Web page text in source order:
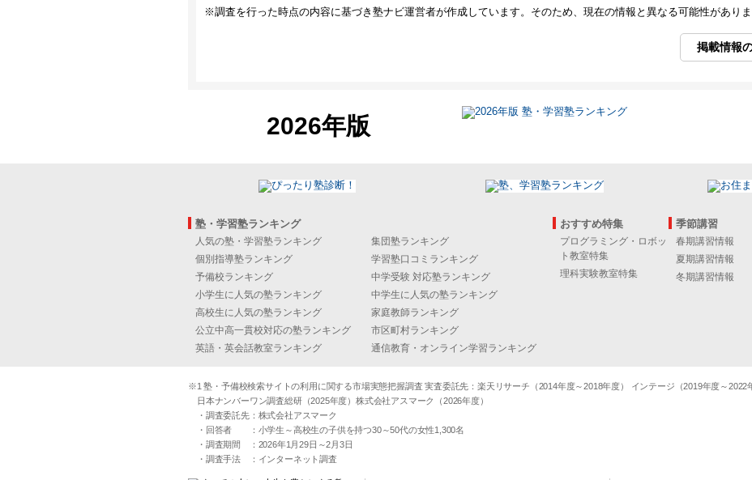
※調査を行った時点の内容に基づき塾ナビ運営者が作成しています。そのため、現在の情報と異なる可能性がありま
掲載情報
2026年版
塾・学習塾ランキング
人気の塾・学習塾ランキング
集団塾ランキング
個別指導塾ランキング
学習塾口コミランキング
予備校ランキング
中学受験 対応塾ランキング
小学生に人気の塾ランキング
中学生に人気の塾ランキング
高校生に人気の塾ランキング
家庭教師ランキング
公立中高一貫校対応の塾ランキング
市区町村ランキング
英語・英会話教室ランキング
通信教育・オンライン学習ランキング
おすすめ特集
プログラミング・ロボッ
ト教室特集
理科実験教室特集
季節講習
春期講習情報
夏期講習情報
冬期講習情報
※1 塾・予備校検索サイトの利用に関する市場実態把握調査 実査委託先：楽天リサーチ（2014年度～2018年度） インテージ（2019年度～2022
日本ナンバーワン調査総研（2025年度）株式会社アスマーク（2026年度）
・調査委託先：株式会社アスマーク
・回答者 ：小学生～高校生の子供を持つ30～50代の女性1,300名
・調査期間 ：2026年1月29日～2月3日
・調査手法 ：インターネット調査